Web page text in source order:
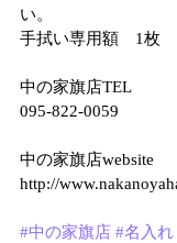
い。
手拭い専用額　1枚
中の家旗店TEL
095-822-0059
中の家旗店website
http://
#中の家旗店 #名入れ